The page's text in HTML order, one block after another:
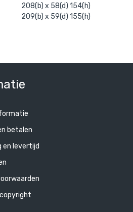
208(b) x 58(d) 154(h)
209(b) x 59(d) 155(h)
betalen
en levertijd